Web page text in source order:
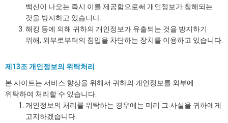
백신이 나오는 즉시 이를 제공함으로써 개인정보가 침해되는
것을 방지하고 있습니다.
해킹 등에 의해 귀하의 개인정보가 유출되는 것을 방지하기
위해, 외부로부터의 침입을 차단하는 장치를 이용하고 있습니다.
제13조 개인정보의 위탁처리
본 사이트는 서비스 향상을 위해서 귀하의 개인정보를 외부에
위탁하여 처리할 수 있습니다.
개인정보의 처리를 위탁하는 경우에는 미리 그 사실을 귀하에게
고지하겠습니다.